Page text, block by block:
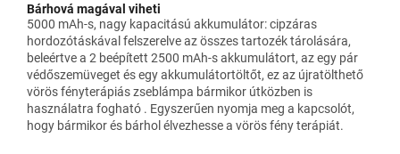
Bárhová magával viheti
5000 mAh-s, nagy kapacitású akkumulátor: cipzáras
hordozótáskával felszerelve az összes tartozék tárolására,
beleértve a 2 beépített 2500 mAh-s akkumulátort, az egy pár
védőszemüveget és egy akkumulátortöltőt, ez az újratölthető
vörös fényterápiás zseblámpa bármikor útközben is
használatra fogható . Egyszerűen nyomja meg a kapcsolót,
hogy bármikor és bárhol élvezhesse a vörös fény terápiát.